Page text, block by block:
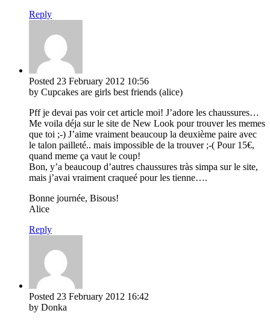
Reply
Posted 23 February 2012 10:56
by Cupcakes are girls best friends (alice)
Pff je devai pas voir cet article moi! J’adore les chaussures…
Me voila déja sur le site de New Look pour trouver les memes
que toi ;-) J’aime vraiment beaucoup la deuxième paire avec
le talon pailleté.. mais impossible de la trouver ;-( Pour 15€,
quand meme ça vaut le coup!
Bon, y’a beaucoup d’autres chaussures tràs simpa sur le site,
mais j’avai vraiment craqueé pour les tienne….
Bonne journée, Bisous!
Alice
Reply
Posted 23 February 2012 16:42
by Donka